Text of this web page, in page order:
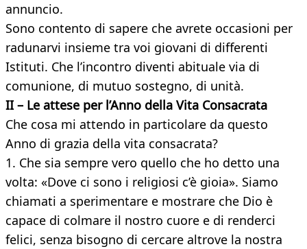
annuncio.
Sono contento di sapere che avrete occasioni per
radunarvi insieme tra voi giovani di differenti
Istituti. Che l’incontro diventi abituale via di
comunione, di mutuo sostegno, di unità.
II – Le attese per l’Anno della Vita Consacrata
Che cosa mi attendo in particolare da questo
Anno di grazia della vita consacrata?
1. Che sia sempre vero quello che ho detto una
volta: «Dove ci sono i religiosi c’è gioia». Siamo
chiamati a sperimentare e mostrare che Dio è
capace di colmare il nostro cuore e di renderci
felici, senza bisogno di cercare altrove la nostra